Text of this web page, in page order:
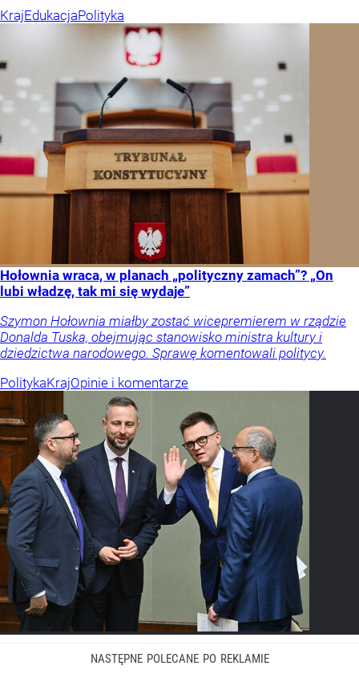
KrajEdukacjaPolityka
Hołownia wraca, w planach „polityczny zamach”? „On
lubi władzę, tak mi się wydaje”
Szymon Hołownia miałby zostać wicepremierem w rządzie
Donalda Tuska, obejmując stanowisko ministra kultury i
dziedzictwa narodowego. Sprawę komentowali politycy.
PolitykaKrajOpinie i komentarze